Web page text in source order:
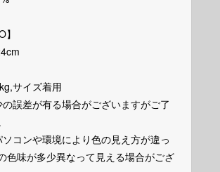
サイズ着用
誤差が有る場合がございますがご了
コンや環境により色の見え方が違っ
色味が多少異なって見える場合がござ